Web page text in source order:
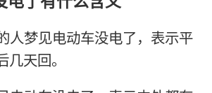
人梦见电动车没电了，表示平
几天回。